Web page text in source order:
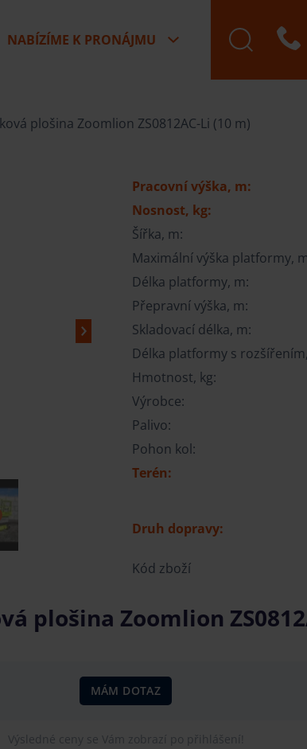
NABÍZÍME K PRONÁJMU
plošina Zoomlion ZS0812AC-Li (10 m)
Pracovní výška, m:
Nosnost, kg:
Šířka, m:
Maximální výška platformy,
Délka platformy, m:
Přepravní výška, m:
Skladovací délka, m:
Délka platformy s
Hmotnost, kg:
Výrobce:
Palivo:
Pohon kol:
Terén:
Druh dopravy:
Kód zboží
plošina Zoomlion
MÁM DOTAZ
Výsledné ceny se Vám zobrazí po přihlášení!